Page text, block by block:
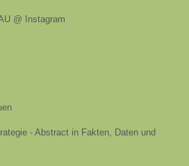
@ Instagram
- Abstract in Fakten, Daten und